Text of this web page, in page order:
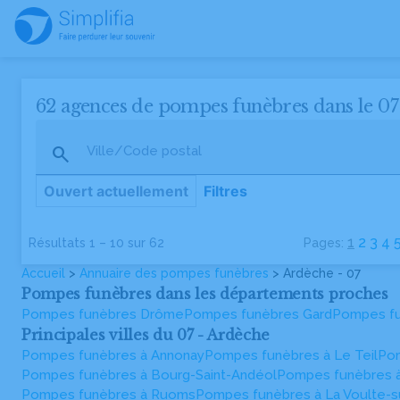
62 agences de pompes funèbres dans le 07
Ville/Code postal
Ouvert actuellement Filtres
POMPES FUNEBRES - MARBRERIE RIFFARD -
LARGENTIERE
Agence vérifiée
4.9
(8)•Ouvert jusqu’à 18h30
Avenue de la République, 07110 Largentière
04 75 35 85 60
Pompes Funèbres Pailhes et Fils
Résultats 1 – 10 sur 62 Pages: 1 2 3 4 5
Accueil > Annuaire des pompes funèbres > Ardèche - 07
Pompes funèbres dans les départements proches
Pompes funèbres DrômePompes funèbres GardPompes
Principales villes du 07 - Ardèche
Pompes funèbres à AnnonayPompes funèbres à Le Teil
Pompes funèbres à Bourg-Saint-AndéolPompes funèbres
Pompes funèbres à RuomsPompes funèbres à La Voulte-